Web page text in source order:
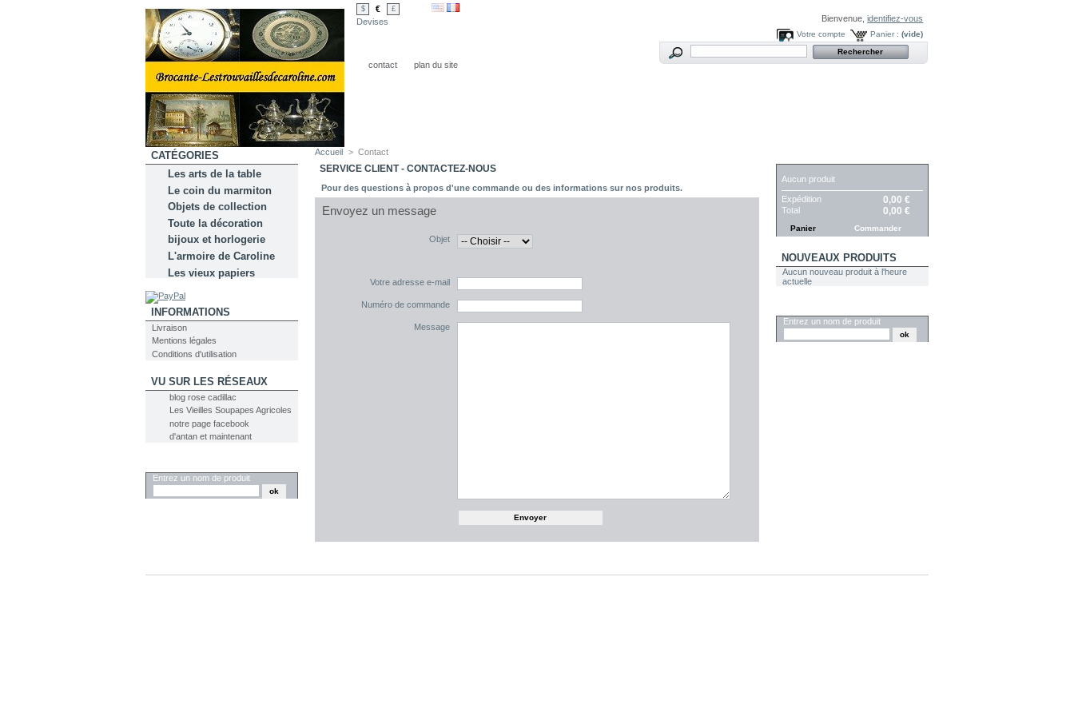
$ € £
Devises Bienvenue,identifiez-vous
Panier : (vide)
Votre compte
contact plan du site
CATÉGORIES
Les arts de la table
Le coin du marmiton
Objets de collection
Toute la décoration
bijoux et horlogerie
L'armoire de Caroline
Les vieux papiers
INFORMATIONS
Livraison
Mentions légales
Conditions d'utilisation
VU SUR LES RÉSEAUX
blog rose cadillac
Les Vieilles Soupapes Agricoles
notre page facebook
d'antan et maintenant
Entrez un nom de produit
Accueil > Contact
SERVICE CLIENT - CONTACTEZ-NOUS
Pour des questions à propos d'une commande ou des informations sur nos produits.
Envoyez un message
Objet
Votre adresse e-mail
Numéro de commande
Message
Aucun produit
Expédition 0,00 €
Total 0,00 €
Panier Commander
NOUVEAUX PRODUITS
Aucun nouveau produit à l'heure
actuelle
Entrez un nom de produit